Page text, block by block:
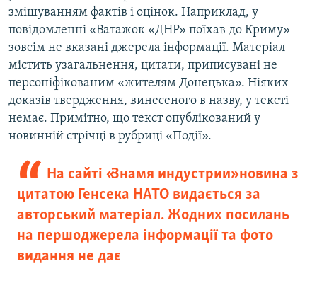
змішуванням фактів і оцінок. Наприклад, у
повідомленні «Ватажок «ДНР» поїхав до Криму»
зовсім не вказані джерела інформації. Матеріал
містить узагальнення, цитати, приписувані не
персоніфікованим «жителям Донецька». Ніяких
доказів твердження, винесеного в назву, у тексті
немає. Примітно, що текст опублікований у
новинній стрічці в рубриці «Події».
На сайті «Знамя индустрии» новина з
цитатою Генсека НАТО видається за
авторський матеріал. Жодних посилань
на першоджерела інформації та фото
видання не дає